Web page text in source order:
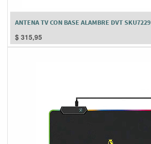
ANTENA TV CON BASE ALAMBRE DVT SKU7229
$ 315,95